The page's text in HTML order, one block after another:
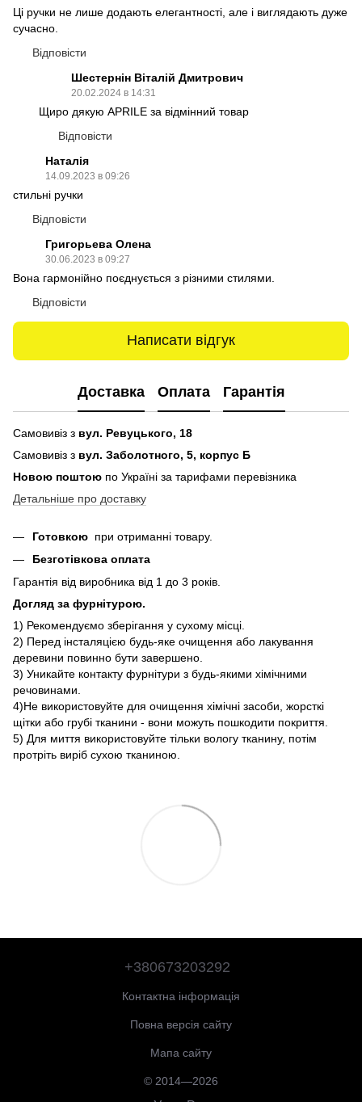
Ці ручки не лише додають елегантності, але і виглядають дуже
сучасно.
Відповісти
Шестернін Віталій Дмитрович
20.02.2024 в 14:31
Щиро дякую APRILE за відмінний товар
Відповісти
Наталія
14.09.2023 в 09:26
стильні ручки
Відповісти
Григорьева Олена
30.06.2023 в 09:27
Вона гармонійно поєднується з різними стилями.
Відповісти
Написати відгук
Доставка Оплата Гарантія
Самовивіз з вул. Ревуцького, 18
Самовивіз з вул. Заболотного, 5, корпус Б
Новою поштою по Україні за тарифами перевізника
Детальніше про доставку
Готовкою при отриманні товару.
Безготівкова оплата
Гарантія від виробника від 1 до 3 років.
Догляд за фурнітурою.
1) Рекомендуємо зберігання у сухому місці.
2) Перед інсталяцією будь-яке очищення або лакування
деревини повинно бути завершено.
3) Уникайте контакту фурнітури з будь-якими хімічними
речовинами.
4)Не використовуйте для очищення хімічні засоби, жорсткі
щітки або грубі тканини - вони можуть пошкодити покриття.
5) Для миття використовуйте тільки вологу тканину, потім
протріть виріб сухою тканиною.
+380673203292
Контактна інформація
Повна версія сайту
Мапа сайту
© 2014—2026